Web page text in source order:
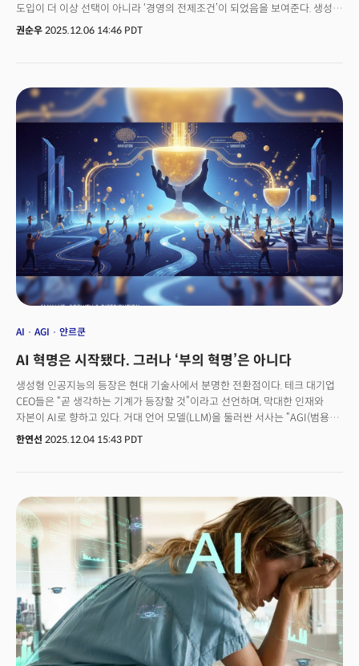
도입이 더 이상 선택이 아니라 ‘경영의 전제조건’이 되었음을 보여준다. 생성형
AI의 부상 이후 기업 경쟁력의 기준은 기술 보유 여부가 아니라, AI를 얼마나
기업 사례와 연구 데이터를 기반으로 'AI 도입 전략 가이드'를 제시했다. MIT
연구진은 AI 도입 과정에서 기업이 직면하는 핵심 의사결정 지점을 분석한 뒤,
성숙도 진단, 기술 선택, 인재 전략이라는 세 가지 축으로 기업의 AI 전환
로드맵을 정교하게 제시했다. 👉 에이전트 AI시대 1년, "왜 AI도입에
실패하는가?" 맥킨지가 배운 교훈 4가지
권순우 2025.12.06 14:46 PDT
AI AGI 얀르쿤
AI 혁명은 시작됐다. 그러나 ‘부의 혁명’은 아니다
생성형 인공지능의 등장은 현대 기술사에서 분명한 전환점이다. 테크 대기업
CEO들은 “곧 생각하는 기계가 등장할 것”이라고 선언하며, 막대한 인재와
자본이 AI로 향하고 있다. 거대 언어 모델(LLM)을 둘러싼 서사는 “AGI(범용
인공지능) → 산업 전면 재편 → 새로운 부의 시대”라는 익숙한 스토리라인을
산업적 측면에서는, AI는 사회 전체의 생산성을 끌어올리는 동시에, 투자자와
창업자에게는 생각보다 좁은 기회만을 남길 수 있다. AI가 세상을 바꾸지만,
그것만으로 모든 사람을 부자로 만들어 주지는 않는다는 사실을 직시해야
한다.물론 소비자는 기술 혁신으로 인한 수혜를 볼 것이다. 하지만 지금까지
몇몇 초기 창업자·투자만 억만장자가 됐다. 지금 시점에서 경영자·투자자·
개인이 “AI에 올라타면 인생이 바뀐다”는 기대를 품는 것은, 역사와 구조를
감안할 때 위험한 오해에 가까울 수 있다. AI를 둘러싼 서사에서 ‘허황된 꿈’을
걷어내고, 경영자와 지식 노동자가 현실적인 기회를 어디에서 찾아야 하는지
찾아야 하는 시기다.
한연선 2025.12.04 15:43 PDT